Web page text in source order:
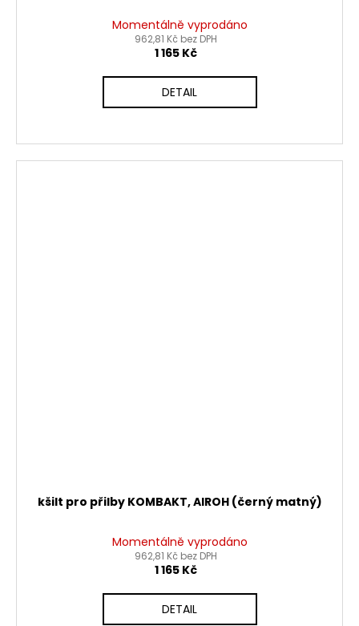
Momentálně vyprodáno
962,81 Kč bez DPH
1 165 Kč
DETAIL
kšilt pro přilby KOMBAKT, AIROH (černý matný)
Momentálně vyprodáno
962,81 Kč bez DPH
1 165 Kč
DETAIL